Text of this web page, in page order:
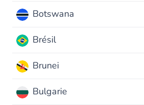
Botswana
Brésil
Brunei
Bulgarie